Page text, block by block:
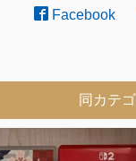
Facebook
同カテ